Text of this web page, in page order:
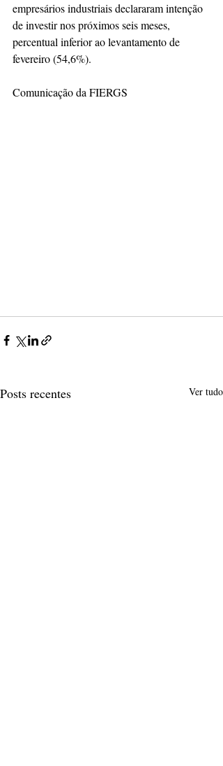
empresários industriais declararam intenção
de investir nos próximos seis meses,
percentual inferior ao levantamento de
fevereiro (54,6%).
Comunicação da FIERGS
Posts recentes Ver tudo